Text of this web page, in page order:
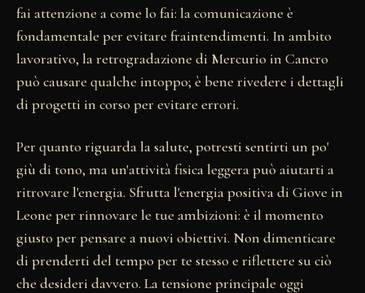
fai attenzione a come lo fai: la comunicazione è
fondamentale per evitare fraintendimenti. In ambito
lavorativo, la retrogradazione di Mercurio in Cancro
può causare qualche intoppo; è bene rivedere i dettagli
di progetti in corso per evitare errori.
Per quanto riguarda la salute, potresti sentirti un po'
giù di tono, ma un'attività fisica leggera può aiutarti a
ritrovare l'energia. Sfrutta l'energia positiva di Giove in
Leone per rinnovare le tue ambizioni: è il momento
giusto per pensare a nuovi obiettivi. Non dimenticare
di prenderti del tempo per te stesso e riflettere su ciò
che desideri davvero. La tensione principale oggi